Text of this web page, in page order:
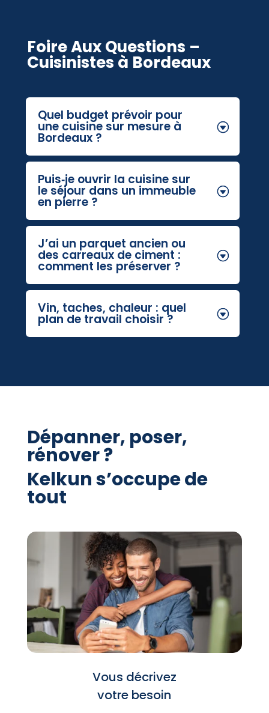
Foire Aux Questions –
Cuisinistes à Bordeaux
Quel budget prévoir pour
une cuisine sur mesure à
Bordeaux ?
Puis‑je ouvrir la cuisine sur
le séjour dans un immeuble
en pierre ?
J’ai un parquet ancien ou
des carreaux de ciment :
comment les préserver ?
Vin, taches, chaleur : quel
plan de travail choisir ?
Dépanner, poser,
rénover ?
Kelkun s’occupe de
tout
Vous décrivez
votre besoin